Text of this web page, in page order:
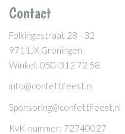
Contact
Folkingestraat 28 - 32
9711JX Groningen
Winkel: 050-312 72 58
info@confettifeest.nl
Sponsoring@confettifeest.nl
KvK-nummer: 72740027